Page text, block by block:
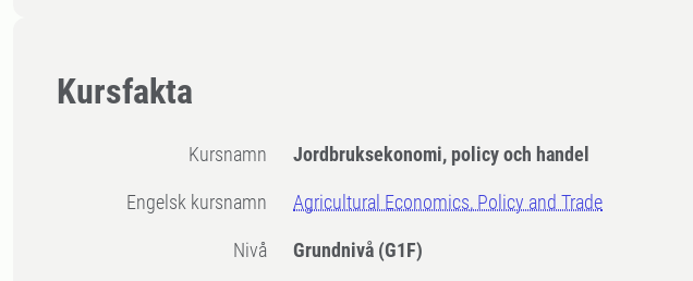
Kursfakta
Kursnamn Jordbruksekonomi, policy och handel
Engelsk kursnamn Agricultural Economics, Policy and Trade
Nivå Grundnivå (G1F)